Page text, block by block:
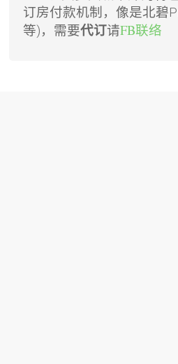
订房付款机制，像是北碧
等)，需要代订请FB联络